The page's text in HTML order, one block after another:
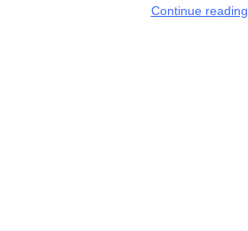
Continue reading